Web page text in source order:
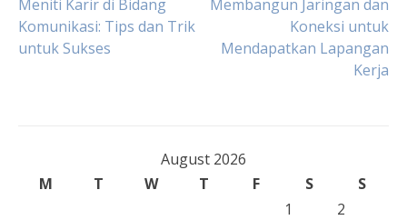
Post
navigation
Meniti Karir di Bidang
Komunikasi: Tips dan Trik
untuk Sukses
Membangun Jaringan dan
Koneksi untuk
Mendapatkan Lapangan
Kerja
August 2026
M
T W T F S
S
1
2